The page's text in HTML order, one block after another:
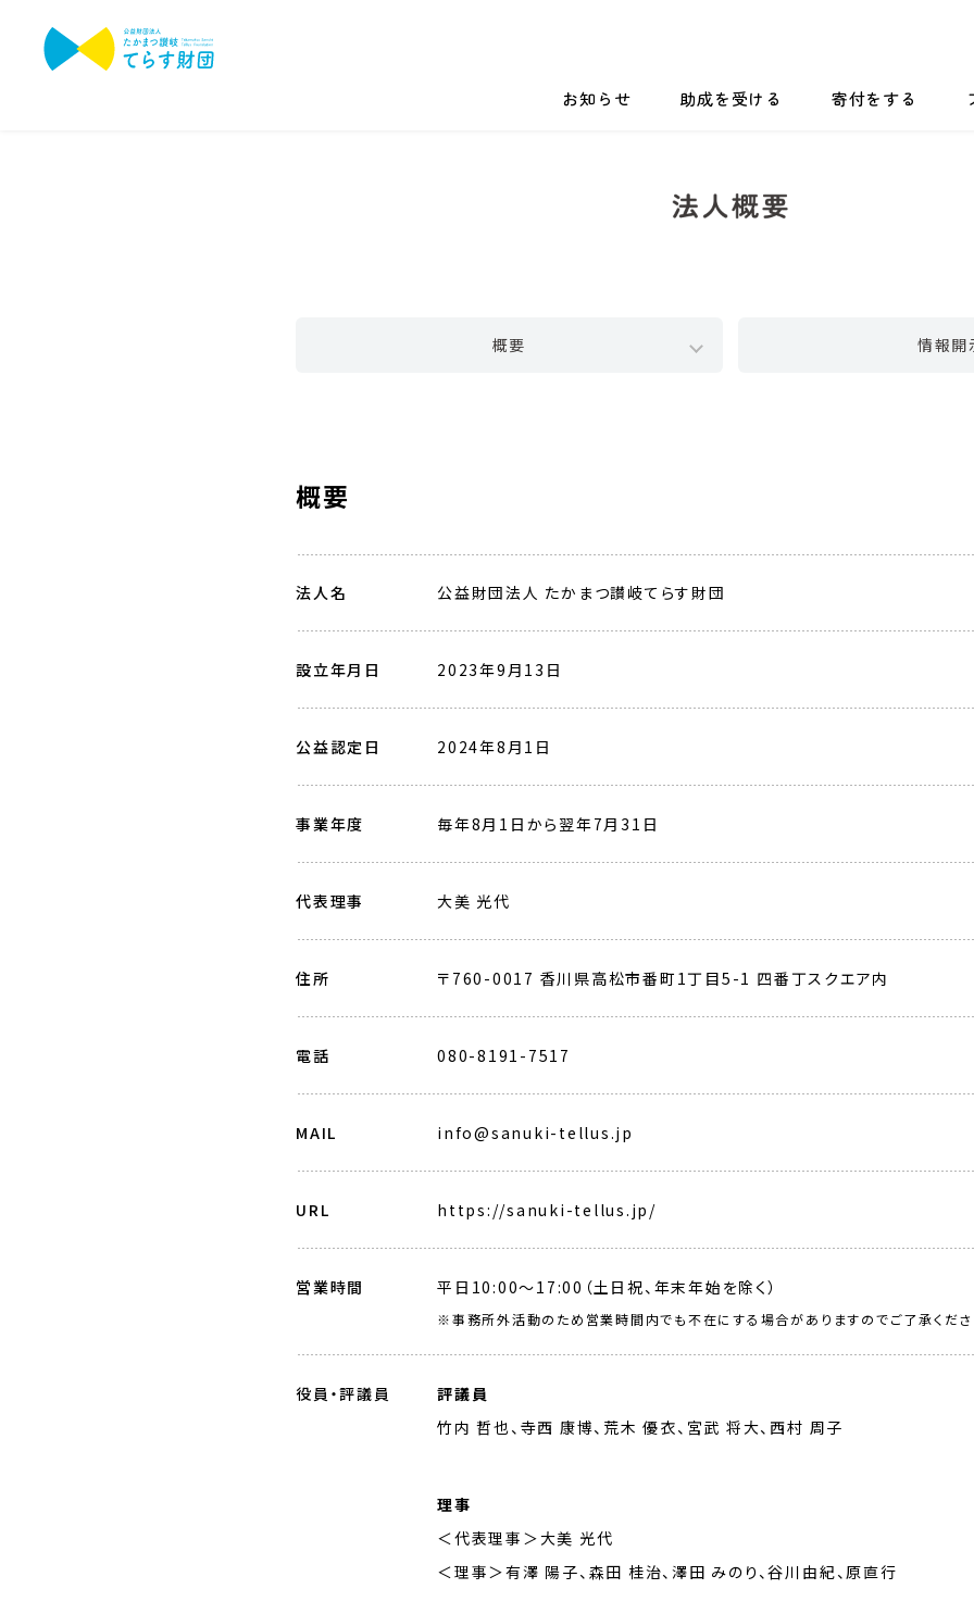
お知らせ 助成を受ける 寄付をする
概要 情報開
概要
法人名 公益財団法人 たかまつ讃岐てらす財団
設立年月日 2023年9月13日
公益認定日 2024年8月1日
事業年度 毎年8月1日から翌年7月31日
代表理事 大美 光代
住所 〒760-0017 香川県高松市番町1丁目5-1 四番丁スクエア内
電話 080-8191-7517
MAIL info@sanuki-tellus.jp
URL https://sanuki-tellus.jp/
営業時間 平日10:00〜17:00（土日祝、年末年始を除く）
※事務所外活動のため営業時間内でも不在にする場合がありますのでご了承くださ
役員・評議員
評議員
竹内 哲也、寺西 康博、荒木 優衣、宮武 将大、西村 周子
理事
＜代表理事＞大美 光代
＜理事＞有澤 陽子、森⽥ 桂治、澤田 みのり、谷川由紀、原直行